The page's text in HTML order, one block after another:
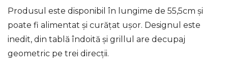
Produsul este disponibil în lungime de 55,5cm și
poate fi alimentat și curățat ușor. Designul este
inedit, din tablă îndoită și grillul are decupaj
geometric pe trei direcții.